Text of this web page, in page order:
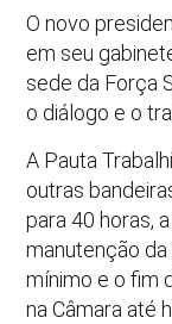
O novo
em seu
sede da Força
o diálogo e o
A Pauta
outras
para 40 horas,
manutenção
mínimo e o fim
na Câmara até